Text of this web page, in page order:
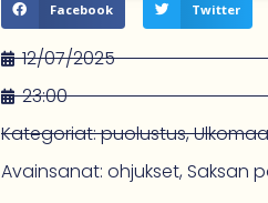
Facebook Twitter
12/07/2025
23:00
Kategoriat:puolustus,
Avainsanat: ohjukset,Saksan